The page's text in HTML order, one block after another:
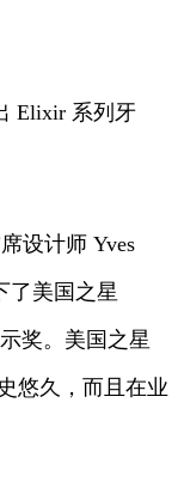
Elixir 系列牙
设计师 Yves
了美国之星
奖。美国之星
悠久，而且在业